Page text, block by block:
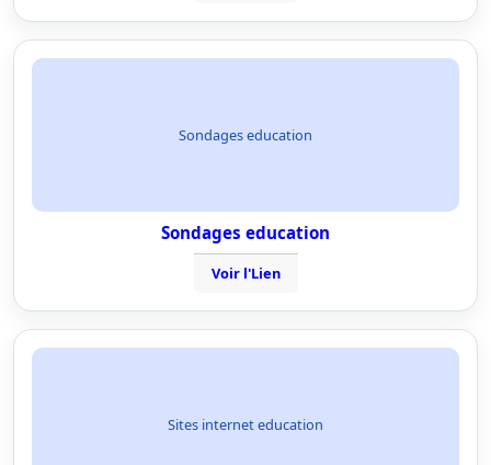
Sondages education
Sondages education
Voir l'Lien
Sites internet education